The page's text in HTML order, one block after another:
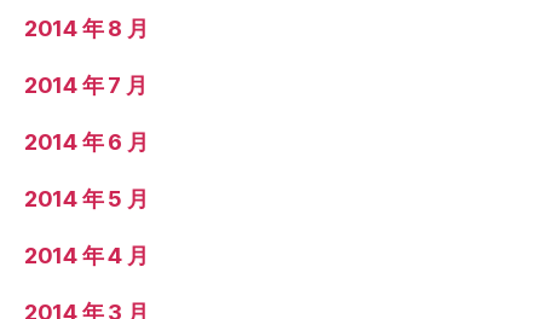
2014 年 8 月
2014 年 7 月
2014 年 6 月
2014 年 5 月
2014 年 4 月
2014 年 3 月